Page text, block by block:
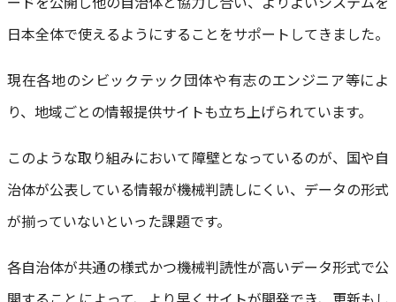
日本全体で使えるようにすることをサポートしてきました。
現在各地のシビックテック団体や有志のエンジニア等によ
り、地域ごとの情報提供サイトも立ち上げられています。
このような取り組みにおいて障壁となっているのが、国や自
治体が公表している情報が機械判読しにくい、データの形式
が揃っていないといった課題です。
各自治体が共通の様式かつ機械判読性が高いデータ形式で公